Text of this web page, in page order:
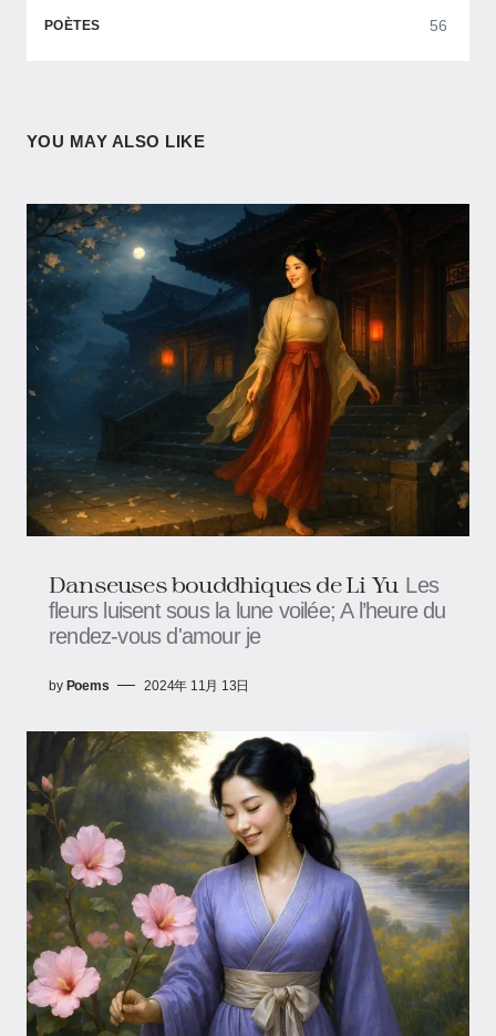
POÈTES 56
YOU MAY ALSO LIKE
Danseuses bouddhiques de Li Yu Les
fleurs luisent sous la lune voilée; A l’heure du
rendez-vous d'amour je
by Poems 2024年 11月 13日